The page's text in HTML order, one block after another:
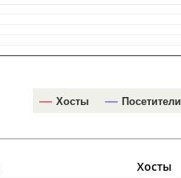
Хосты Посетители
Хосты